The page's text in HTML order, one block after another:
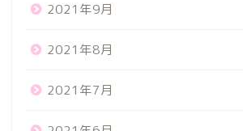
2021年9月
2021年8月
2021年7月